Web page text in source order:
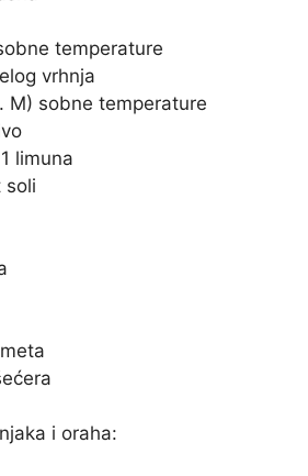
temperature
vrhnja
M) sobne temperature
limuna
soli
i oraha: